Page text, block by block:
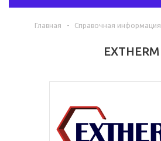
Главная - Справочная информация
EXTHERM